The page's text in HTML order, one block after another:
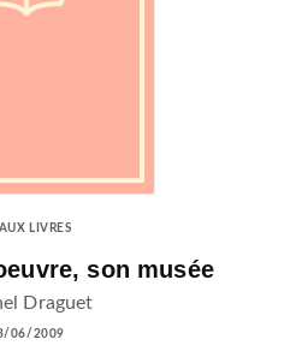
LIVRES
son musée
Draguet
06/2009